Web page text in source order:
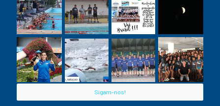
Sigam-nos!